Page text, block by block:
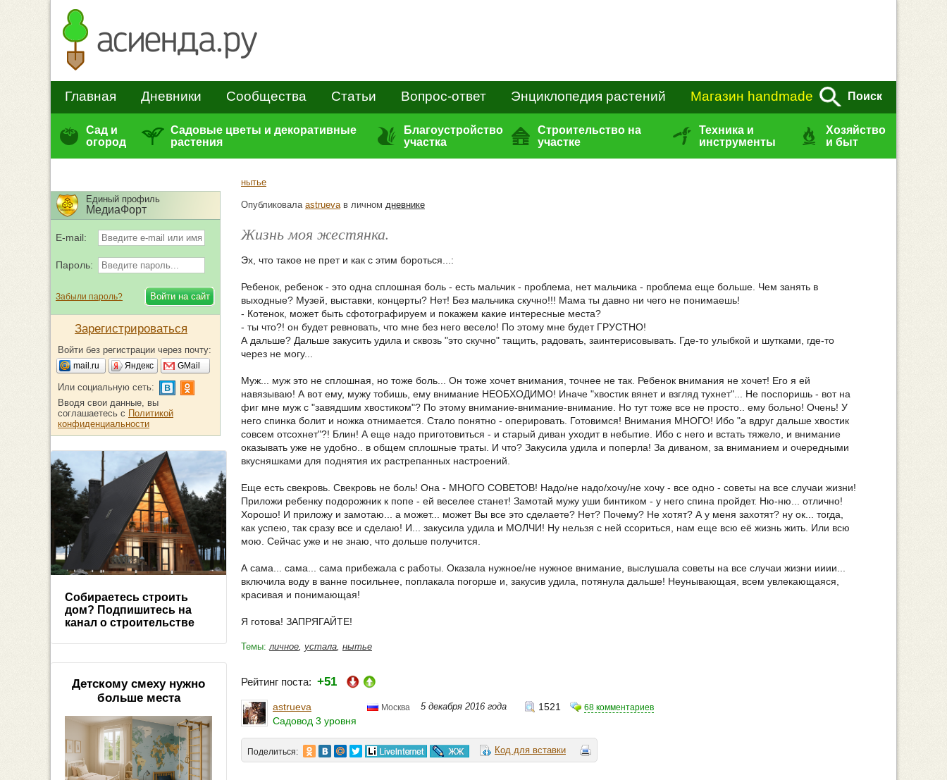
Главная Дневники Сообщества Статьи Вопрос-ответ Энциклопедия растений Магазин handmade Поиск
Сад и
огород
Садовые цветы и декоративные
растения
Благоустройство
участка
Строительство на
участке
Техника и
инструменты
Хозяйство
и быт
нытье
Опубликовала astruevaв личном дневнике
Жизнь моя жестянка.
Эх, что такое не прет и как с этим бороться...:
Ребенок, ребенок - это одна сплошная боль - есть мальчик - проблема, нет мальчика - проблема еще больше. Чем занять в
выходные? Музей, выставки, концерты? Нет! Без мальчика скучно!!! Мама ты давно ни чего не понимаешь!
- Котенок, может быть сфотографируем и покажем какие интересные места?
- ты что?! он будет ревновать, что мне без него весело! По этому мне будет ГРУСТНО!
А дальше? Дальше закусить удила и сквозь "это скучно" тащить, радовать, заинтерисовывать. Где-то улыбкой и шутками, где-то
через не могу...
Муж... муж это не сплошная, но тоже боль... Он тоже хочет внимания, точнее не так. Ребенок внимания не хочет! Его я ей
навязываю! А вот ему, мужу тобишь, ему внимание НЕОБХОДИМО! Иначе "хвостик вянет и взгляд тухнет"... Не поспоришь - вот на
фиг мне муж с "завядшим хвостиком"? По этому внимание-внимание-внимание. Но тут тоже все не просто.. ему больно! Очень! У
него спинка болит и ножка отнимается. Стало понятно - оперировать. Готовимся! Внимания МНОГО! Ибо "а вдруг дальше хвостик
совсем отсохнет"?! Блин! А еще надо приготовиться - и старый диван уходит в небытие. Ибо с него и встать тяжело, и внимание
оказывать уже не удобно.. в общем сплошные траты. И что? Закусила удила и поперла! За диваном, за вниманием и очередными
вкусняшками для поднятия их растрепанных настроений.
Еще есть свекровь. Свекровь не боль! Она - МНОГО СОВЕТОВ! Надо/не надо/хочу/не хочу - все одно - советы на все случаи жизни!
Приложи ребенку подорожник к попе - ей веселее станет! Замотай мужу уши бинтиком - у него спина пройдет. Ню-ню... отлично!
Хорошо! И приложу и замотаю... а может... может Вы все это сделаете? Нет? Почему? Не хотят? А у меня захотят? ну ок... тогда,
как успею, так сразу все и сделаю! И... закусила удила и МОЛЧИ! Ну нельзя с ней ссориться, нам еще всю её жизнь жить. Или всю
мою. Сейчас уже и не знаю, что дольше получится.
А сама... сама... сама прибежала с работы. Оказала нужное/не нужное внимание, выслушала советы на все случаи жизни ииии...
включила воду в ванне посильнее, поплакала погорше и, закусив удила, потянула дальше! Неунывающая, всем увлекающаяся,
красивая и понимающая!
Я готова! ЗАПРЯГАЙТЕ!
Темы: личное, устала, нытье
Рейтинг поста: +51
astrueva
Садовод 3 уровня
Москва 5 декабря 2016 года 1521 68 комментариев
Поделиться: Код для вставки
Единый профиль
МедиаФорт
E-mail:
Пароль:
Забыли пароль?
Зарегистрироваться
Войти без регистрации через почту:
mail.ru Яндекс GMail
Или социальную сеть:
Вводя свои данные, вы
соглашаетесь с Политикой
конфиденциальности
Собираетесь строить
дом? Подпишитесь на
канал о строительстве
Детскому смеху нужно
больше места